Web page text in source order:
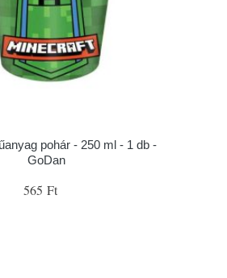
pohár - 250 ml - 1 db -
GoDan
565 Ft